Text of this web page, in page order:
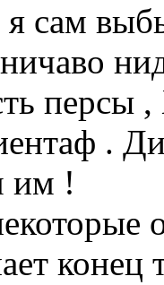
сам
персы
.
им !
конец